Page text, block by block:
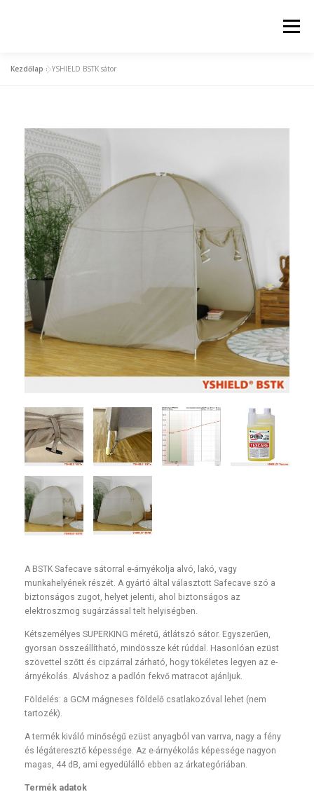
Menü
TERMÉKCSALÁD FÖLDELÉSI MEGOLDÁSOK
TERMÉK BESZERZÉSE, PARTNEREINK
CÉGÜNK PARTNERSÉG/KARRIER
Kezdőlap »YSHIELD BSTK sátor
A BSTK Safecave sátorral e-árnyékolja alvó, lakó, vagy
munkahelyének részét. A gyártó által választott Safecave szó a
biztonságos zugot, helyet jelenti, ahol biztonságos az
elektroszmog sugárzással telt helyiségben.
Kétszemélyes SUPERKING méretű, átlátszó sátor. Egyszerűen,
gyorsan összeállítható, mindössze két rúddal. Hasonlóan ezüst
szövettel szőtt és cipzárral zárható, hogy tökéletes legyen az e-
árnyékolás. Alváshoz a padlón fekvő matracot ajánljuk.
Földelés: a GCM mágneses földelő csatlakozóval lehet (nem
tartozék).
A termék kiváló minőségű ezüst anyagból van varrva, nagy a fény
és légáteresztő képessége. Az e-árnyékolás képessége nagyon
magas, 44 dB, ami egyedülálló ebben az árkategóriában.
Termék adatok